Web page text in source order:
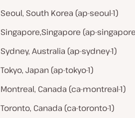
Seoul, South Korea (ap-seoul-1)
Singapore,Singapore (ap-
Sydney, Australia (ap-sydney-1)
Tokyo, Japan (ap-tokyo-1)
Montreal, Canada (ca-montreal-1)
Toronto, Canada (ca-toronto-1)